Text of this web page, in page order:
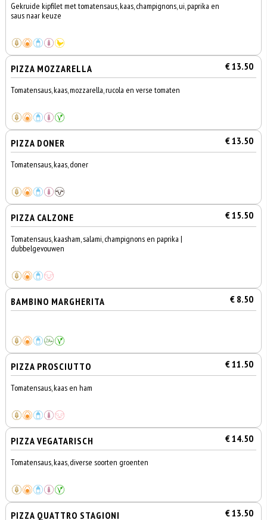
Gekruide kipfilet met tomatensaus, kaas, champignons, ui, paprika en
saus naar keuze
PIZZA MOZZARELLA € 13.50
Tomatensaus, kaas, mozzarella, rucola en verse tomaten
PIZZA DONER € 13.50
Tomatensaus, kaas, doner
PIZZA CALZONE € 15.50
Tomatensaus, kaasham, salami, champignons en paprika |
dubbelgevouwen
BAMBINO MARGHERITA € 8.50
PIZZA PROSCIUTTO € 11.50
Tomatensaus, kaas en ham
PIZZA VEGATARISCH € 14.50
Tomatensaus, kaas, diverse soorten groenten
PIZZA QUATTRO STAGIONI € 13.50